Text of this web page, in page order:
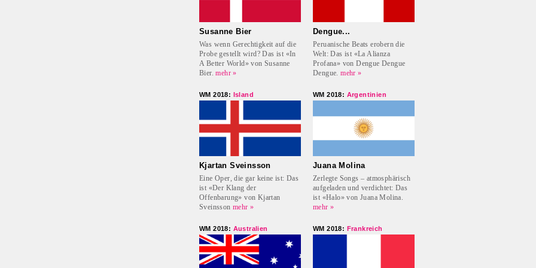
Susanne Bier
Was wenn Gerechtigkeit auf die
Probe gestellt wird? Das ist «In
A Better World» von Susanne
Bier. mehr »
Dengue...
Peruanische Beats erobern die
Welt: Das ist «La Alianza
Profana» von Dengue Dengue
Dengue. mehr »
WM 2018: Island
Kjartan Sveinsson
Eine Oper, die gar keine ist: Das
ist «Der Klang der
Offenbarung» von Kjartan
Sveinsson mehr »
WM 2018: Argentinien
Juana Molina
Zerlegte Songs – atmosphärisch
aufgeladen und verdichtet: Das
ist «Halo» von Juana Molina.
mehr »
WM 2018: Australien WM 2018: Frankreich